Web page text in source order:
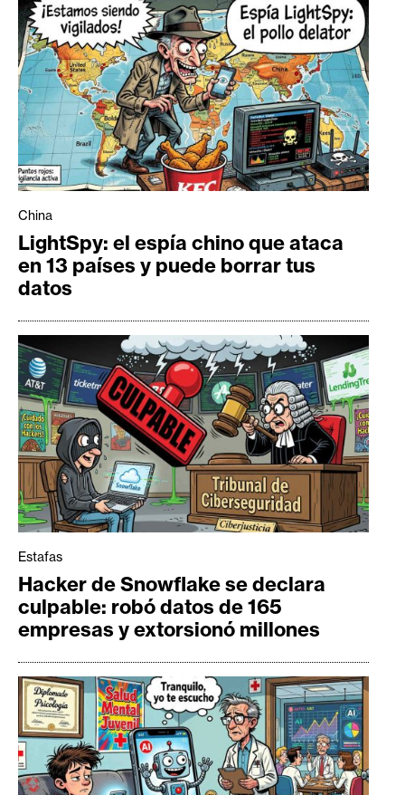
China
LightSpy: el espía chino que ataca
en 13 países y puede borrar tus
datos
Estafas
Hacker de Snowflake se declara
culpable: robó datos de 165
empresas y extorsionó millones